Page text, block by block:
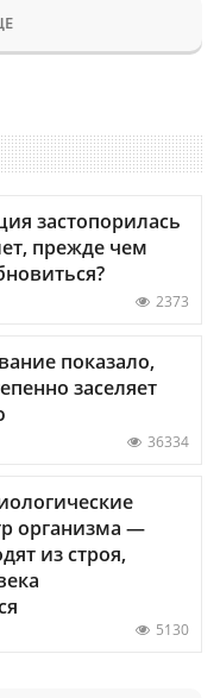
застопорилась
прежде чем
2373
показало,
заселяет
36334
организма —
из строя,
5130